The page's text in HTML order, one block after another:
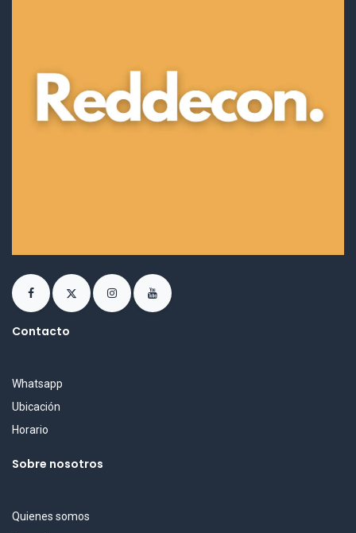
Contacto
Whatsapp
Ubicación
Horario
Sobre nosotros
Quienes somos